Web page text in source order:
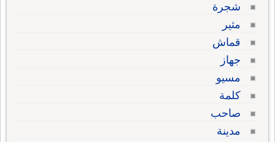
شجرة
مثير
قماش
جهاز
مسيو
كلمة
صاحب
مدينة